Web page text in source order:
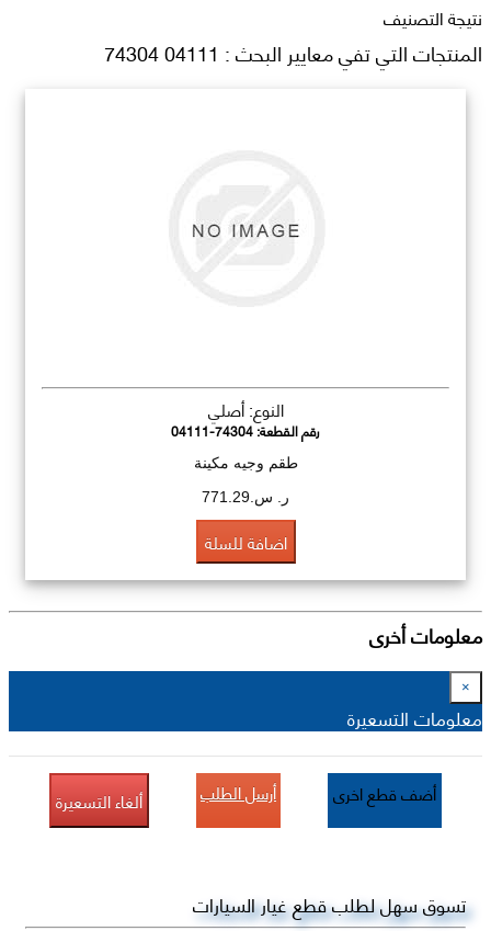
نتيجة التصنيف
المنتجات التي تفي معايير البحث : 04111 74304
النوع: أصلي
رقم القطعة:04111-74304
طقم وجيه مكينة
ر. س.771.29
اضافة للسلة
معلومات أخرى
×
معلومات التسعيرة
أضف قطع اخرى أرسل الطلب ألغاء التسعيرة
تسوق سهل لطلب قطع غيار السيارات